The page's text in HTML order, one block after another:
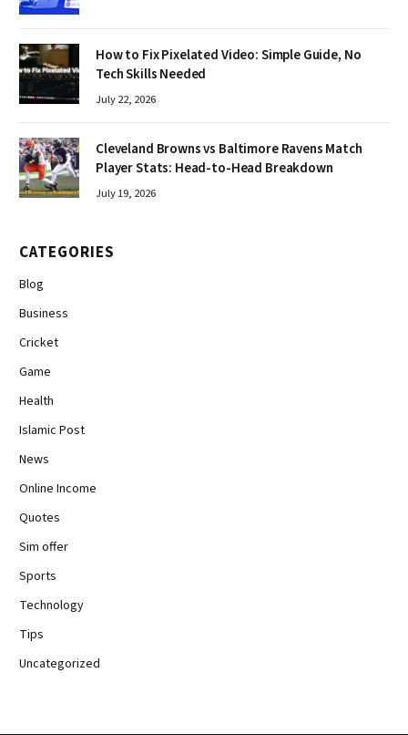
How to Fix Pixelated Video: Simple Guide, No
Tech Skills Needed
July 22, 2026
Cleveland Browns vs Baltimore Ravens Match
Player Stats: Head-to-Head Breakdown
July 19, 2026
CATEGORIES
Blog
Business
Cricket
Game
Health
Islamic Post
News
Online Income
Quotes
Sim offer
Sports
Technology
Tips
Uncategorized